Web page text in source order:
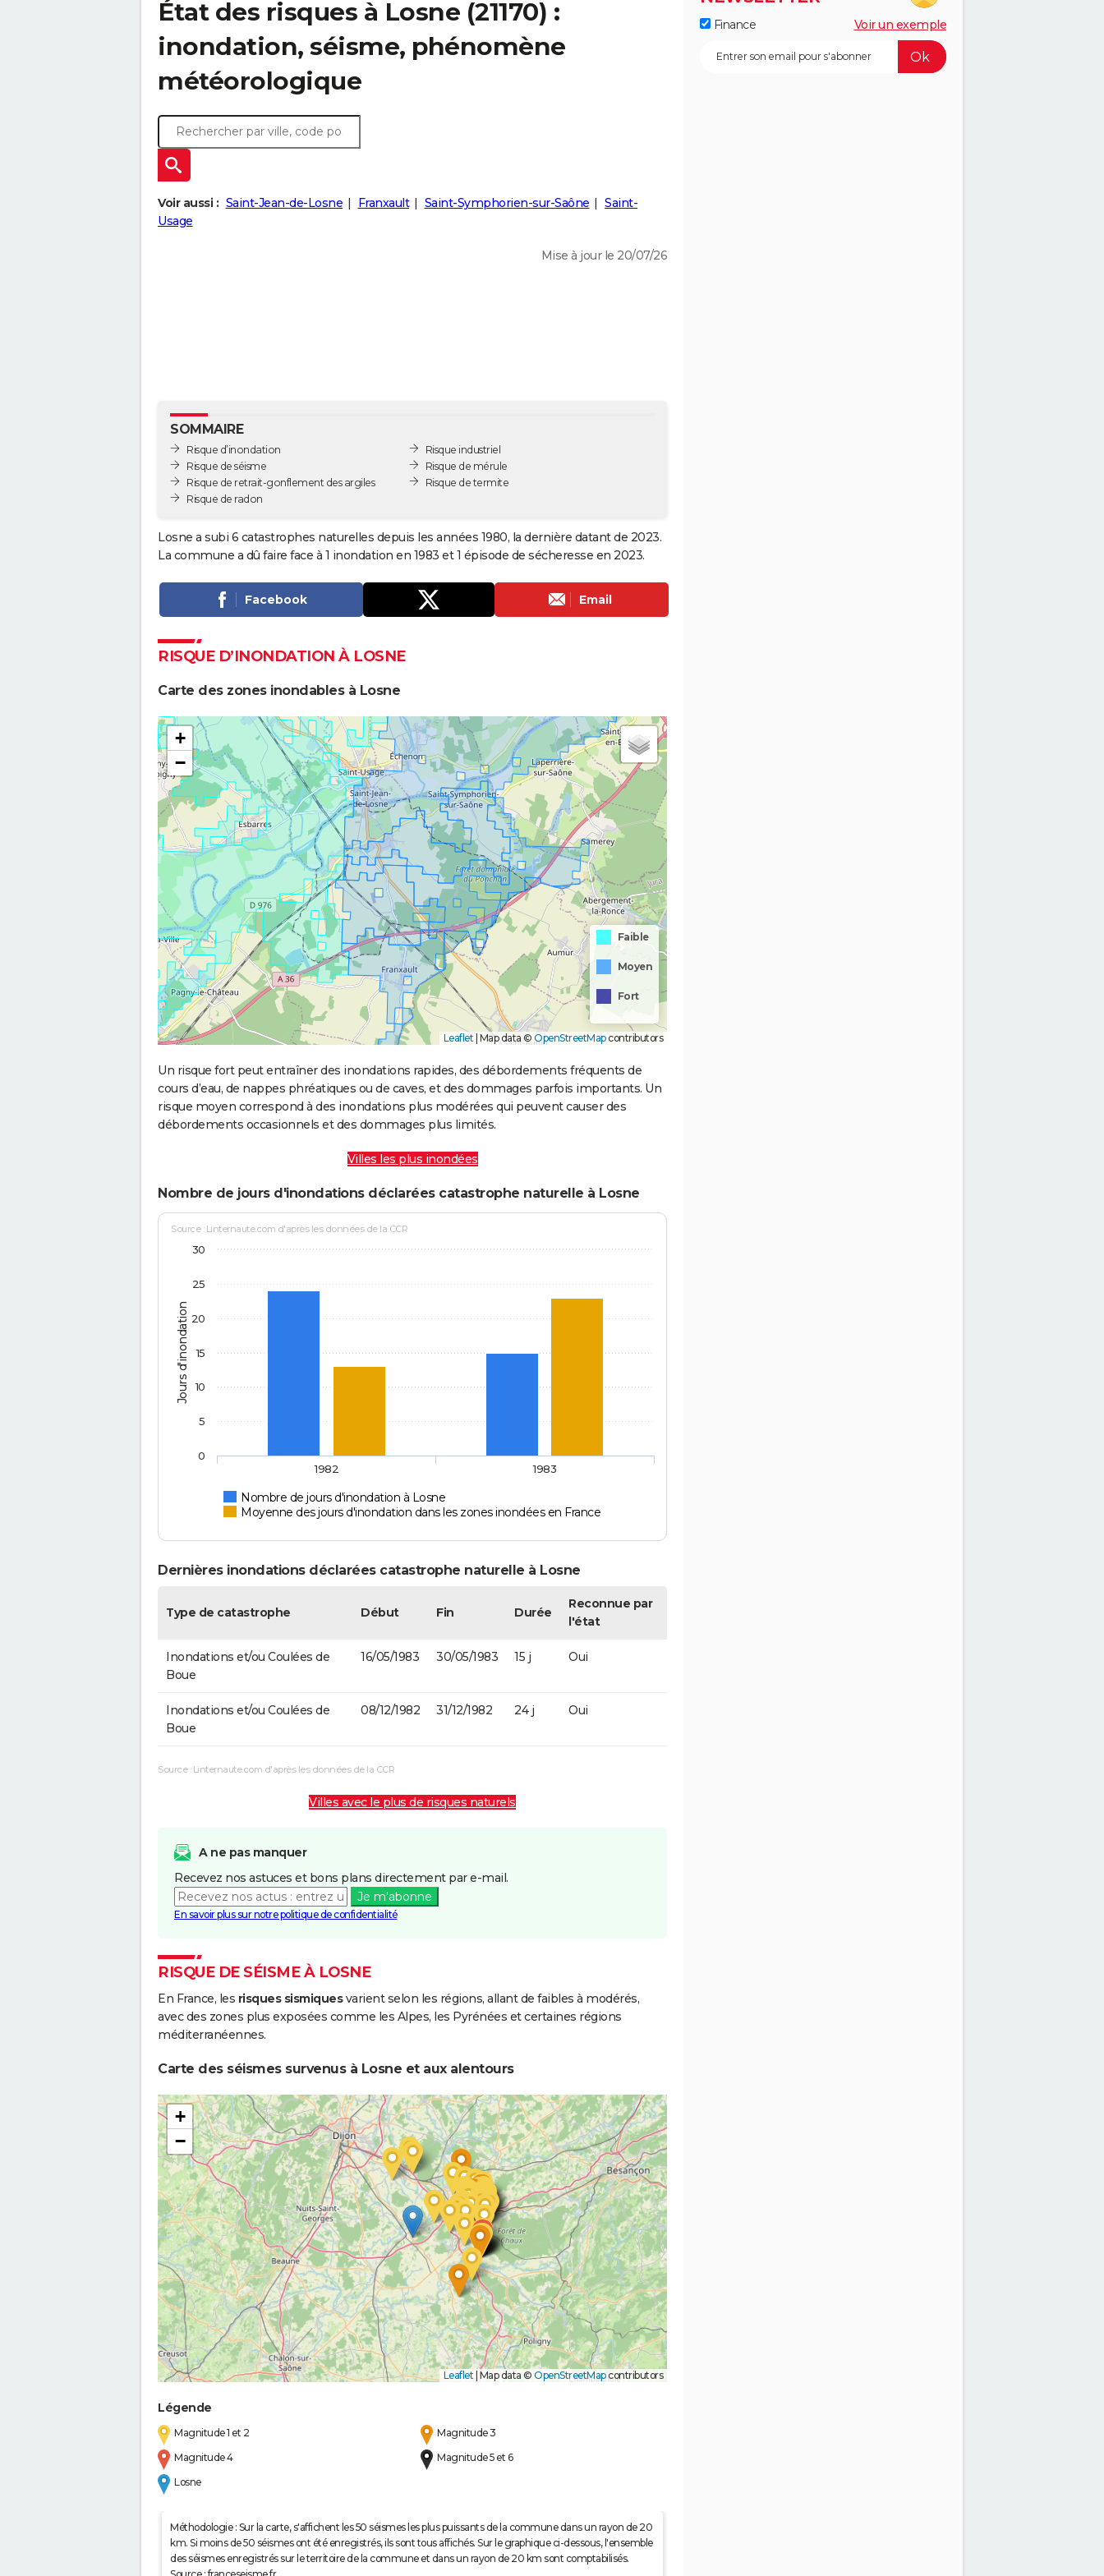
État des risques à Losne (21170) :
inondation, séisme, phénomène
météorologique
Voir aussi : Saint-Jean-de-Losne Franxault Saint-Symphorien-sur-Saône
Saint-
Usage
Mise à jour le 20/07/26
SOMMAIRE
Risque d’inondation
Risque de séisme
Risque de retrait-gonflement des argiles
Risque de radon
Risque industriel
Risque de mérule
Risque de termite
Losne a subi 6 catastrophes naturelles depuis les années 1980, la dernière datant de 2023.
La commune a dû faire face à 1 inondation en 1983 et 1 épisode de sécheresse en 2023.
Facebook Email
RISQUE D’INONDATION À LOSNE
Carte des zones inondables à Losne
+
−
Faible
Moyen
Fort
Leaflet | Map data © OpenStreetMapcontributors
Un risque fort peut entraîner des inondations rapides, des débordements fréquents de
cours d’eau, de nappes phréatiques ou de caves, et des dommages parfois importants. Un
risque moyen correspond à des inondations plus modérées qui peuvent causer des
débordements occasionnels et des dommages plus limités.
Villes les plus inondées
Nombre de jours d'inondations déclarées catastrophe naturelle à Losne
Jours d'inondation
Source : Linternaute.com d'après les données de la CCR
Nombre de jours d'inondation à Losne
Moyenne des jours d'inondation dans les zones inondées en France
1982 1983
0
5
10
15
20
25
30
Dernières inondations déclarées catastrophe naturelle à Losne
Type de catastrophe Début Fin Durée
Reconnue par
l'état
Inondations et/ou Coulées de
Boue
16/05/1983 30/05/1983 15 j Oui
Inondations et/ou Coulées de
Boue
08/12/1982 31/12/1982 24 j Oui
Source : Linternaute.com d'après les données de la CCR
Villes avec le plus de risques naturels
A ne pas manquer
Recevez nos astuces et bons plans directement par e-mail.
Je m'abonne
En savoir plus sur notre politique de confidentialité
RISQUE DE SÉISME À LOSNE
En France, les risques sismiquesvarient selon les régions, allant de faibles à modérés,
avec des zones plus exposées comme les Alpes, les Pyrénées et certaines régions
méditerranéennes.
Carte des séismes survenus à Losne et aux alentours
+
−
Leaflet | Map data © OpenStreetMapcontributors
Légende
Magnitude 1 et 2
Magnitude 3
Magnitude 4
Magnitude 5 et 6
Losne
Méthodologie : Sur la carte, s'affichent les 50 séismes les plus puissants de la commune dans un rayon de 20
km. Si moins de 50 séismes ont été enregistrés, ils sont tous affichés. Sur le graphique ci-dessous, l'ensemble
des séismes enregistrés sur le territoire de la commune et dans un rayon de 20 km sont comptabilisés.
Finance Voir un exemple